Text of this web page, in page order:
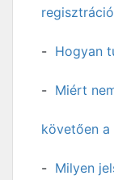
Hogyan
Miért
követően
Milyen